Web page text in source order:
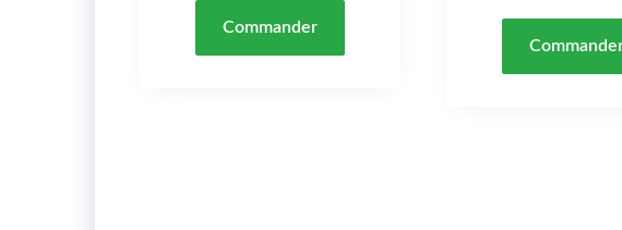
Commander